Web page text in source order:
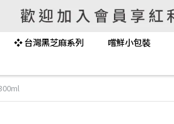
❖ 台灣黑芝麻系列 嚐鮮小包裝